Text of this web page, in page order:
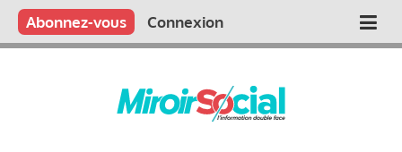
Aller
contenu
Main
Qui sommes nous ?
Vous publiez
Nous publions
Contactez-nous
Abonnez-vous Connexion